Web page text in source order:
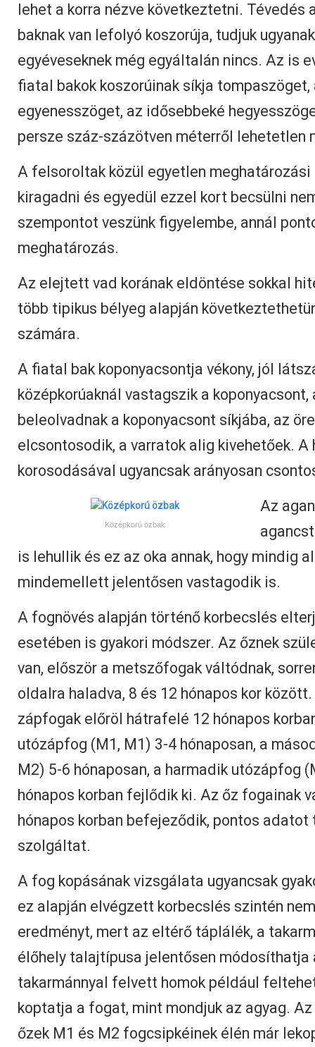
lehet a korra nézve következtetni. Tévedés
baknak van lefolyó koszorúja, tudjuk
egyéveseknek még egyáltalán nincs. Az is
fiatal bakok koszorúinak síkja tompaszöget,
egyenesszöget, az idősebbeké
persze száz-százötven méterről lehetetlen
A felsoroltak közül egyetlen
kiragadni és egyedül ezzel kort becsülni
szempontot veszünk figyelembe, annál
meghatározás.
Az elejtett vad korának eldöntése sokkal
több tipikus bélyeg alapján
számára.
A fiatal bak koponyacsontja vékony, jól
középkorúaknál vastagszik a koponyacsont,
beleolvadnak a koponyacsont síkjába, az
elcsontosodik, a varratok alig kivehetőek. A
korosodásával ugyancsak arányosan
Középkorú özbak
Az
is lehullik és ez az oka annak, hogy mindig
mindemellett jelentősen vastagodik is.
A fognövés alapján történő korbecslés
esetében is gyakori módszer. Az őznek
van, először a metszőfogak váltódnak,
oldalra haladva, 8 és 12 hónapos kor
zápfogak előröl hátrafelé 12 hónapos
utózápfog (M1, M1) 3-4 hónaposan, a
M2) 5-6 hónaposan, a harmadik utózápfog
hónapos korban fejlődik ki. Az őz fogainak
hónapos korban befejeződik, pontos
szolgáltat.
A fog kopásának vizsgálata ugyancsak
ez alapján elvégzett korbecslés szintén
eredményt, mert az eltérő táplálék, a
élőhely talajtípusa jelentősen módosíthatja
takarmánnyal felvett homok például
koptatja a fogat, mint mondjuk az agyag.
őzek M1 és M2 fogcsipkéinek élén már